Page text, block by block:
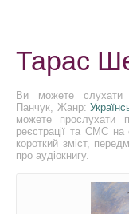
Тарас
Ви можете слухати
Панчук, Жанр:
можете прослухати
реєстрації та СМС на
короткий зміст,
про аудіокнигу.